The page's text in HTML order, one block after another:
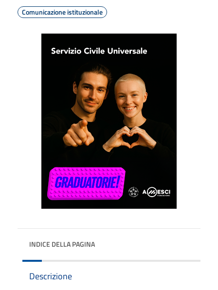
Comunicazione istituzionale
INDICE DELLA PAGINA
Descrizione